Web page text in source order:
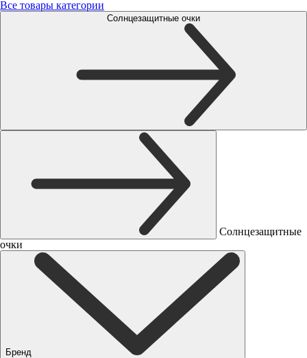
Все товары категории
Солнцезащитные очки
Солнцезащитные
очки
Бренд